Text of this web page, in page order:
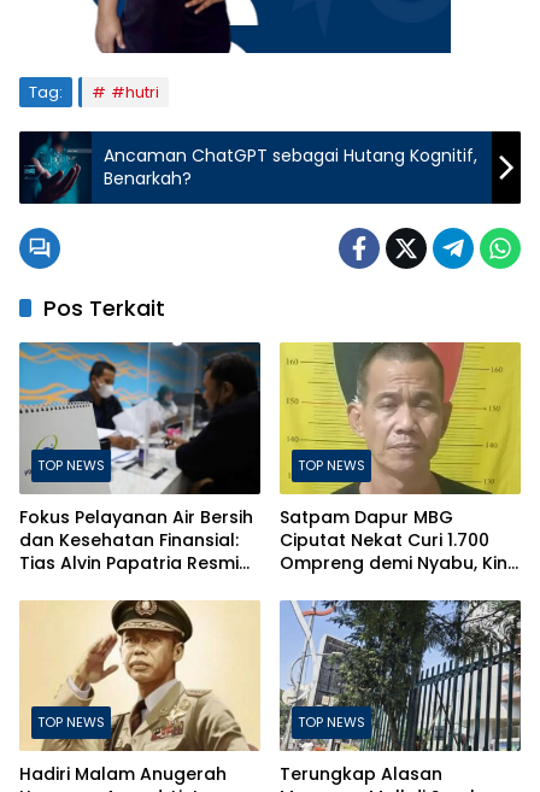
Tag: #hutri
Ancaman ChatGPT sebagai Hutang Kognitif,
Benarkah?
Pos Terkait
TOP NEWS
Fokus Pelayanan Air Bersih
dan Kesehatan Finansial:
Tias Alvin Papatria Resmi
Minum Surabaya
TOP NEWS
Satpam Dapur MBG
Ciputat Nekat Curi 1.700
Ompreng demi Nyabu, Kini
TOP NEWS
Hadiri Malam Anugerah
TOP NEWS
Terungkap Alasan